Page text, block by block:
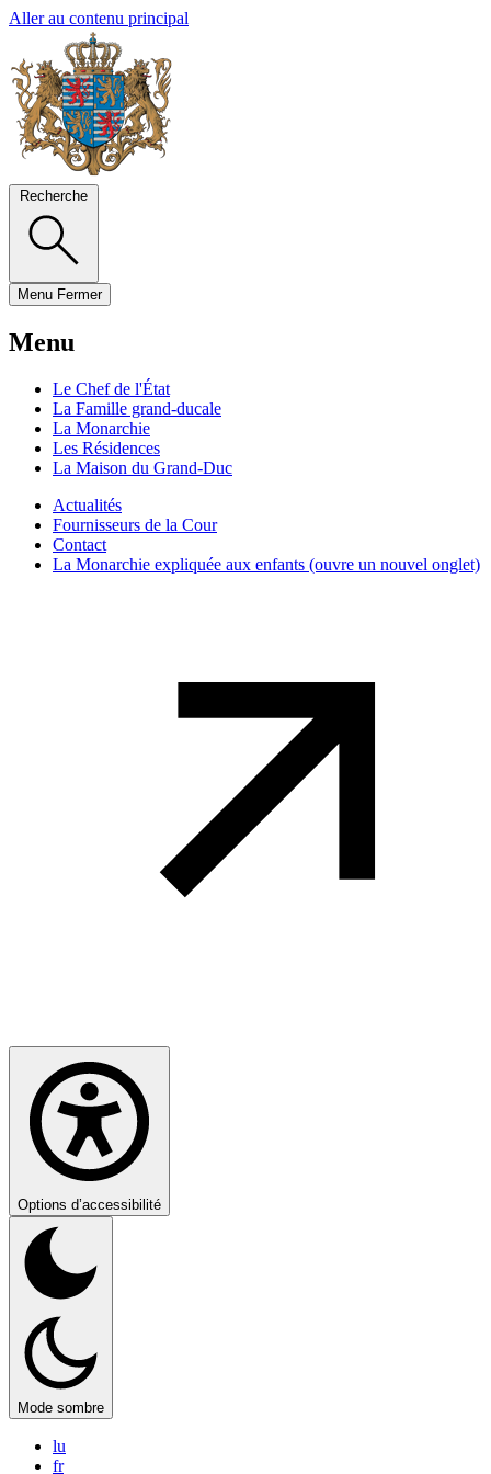
Aller au contenu principal
Recherche
Menu Fermer
Menu
Le Chef de l'État
La Famille grand-ducale
La Monarchie
Les Résidences
La Maison du Grand-Duc
Actualités
Fournisseurs de la Cour
Contact
La Monarchie expliquée aux enfants (ouvre un nouvel onglet)
Options d’accessibilité
Mode sombre
lu
fr